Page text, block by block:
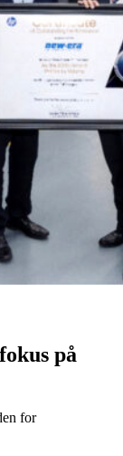
på
for